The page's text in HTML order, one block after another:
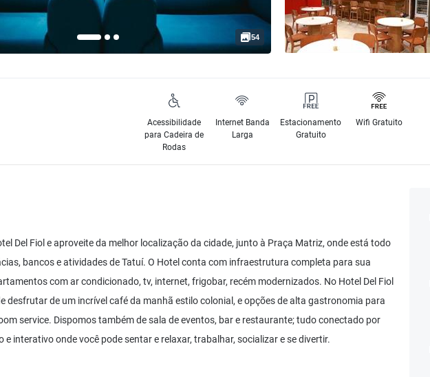
54
Acessibilidade
para Cadeira de
Rodas
Internet Banda
Larga
Estacionamento
Gratuito
Wifi Gratuito
Del Fiol e aproveite da melhor localização da cidade, junto à Praça Matriz, onde está todo
bancos e atividades de Tatuí. O Hotel conta com infraestrutura completa para sua
com ar condicionado, tv, internet, frigobar, recém modernizados. No Hotel Del Fiol
desfrutar de um incrível café da manhã estilo colonial, e opções de alta gastronomia para
service. Dispomos também de sala de eventos, bar e restaurante; tudo conectado por
e interativo onde você pode sentar e relaxar, trabalhar, socializar e se divertir.